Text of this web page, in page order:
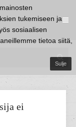
tukemiseen ja
sosiaalisen
tietoa siitä,
Sulje
ei